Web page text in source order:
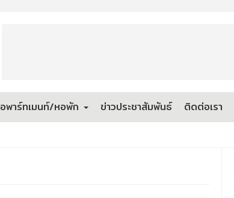
อพาร์ทเมนท์/หอพัก ข่าวประชาสัมพันธ์ ติดต่อเรา